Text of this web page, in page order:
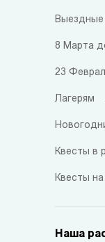
Выездные
8 Марта
23
Лагерям
Квесты в
Квесты
Наша